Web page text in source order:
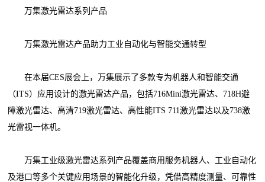
万集激光雷达系列产品
万集激光雷达产品助力工业自动化与智能交通转型
在本届CES展会上，万集展示了多款专为机器人和智能交通
（ITS）应用设计的激光雷达产品，包括716Mini激光雷达、718H避
障激光雷达、高清719激光雷达、高性能ITS 711激光雷达以及738激
光雷视一体机。
万集工业级激光雷达系列产品覆盖商用服务机器人、工业自动化
及港口等多个关键应用场景的智能化升级，凭借高精度测量、可靠性